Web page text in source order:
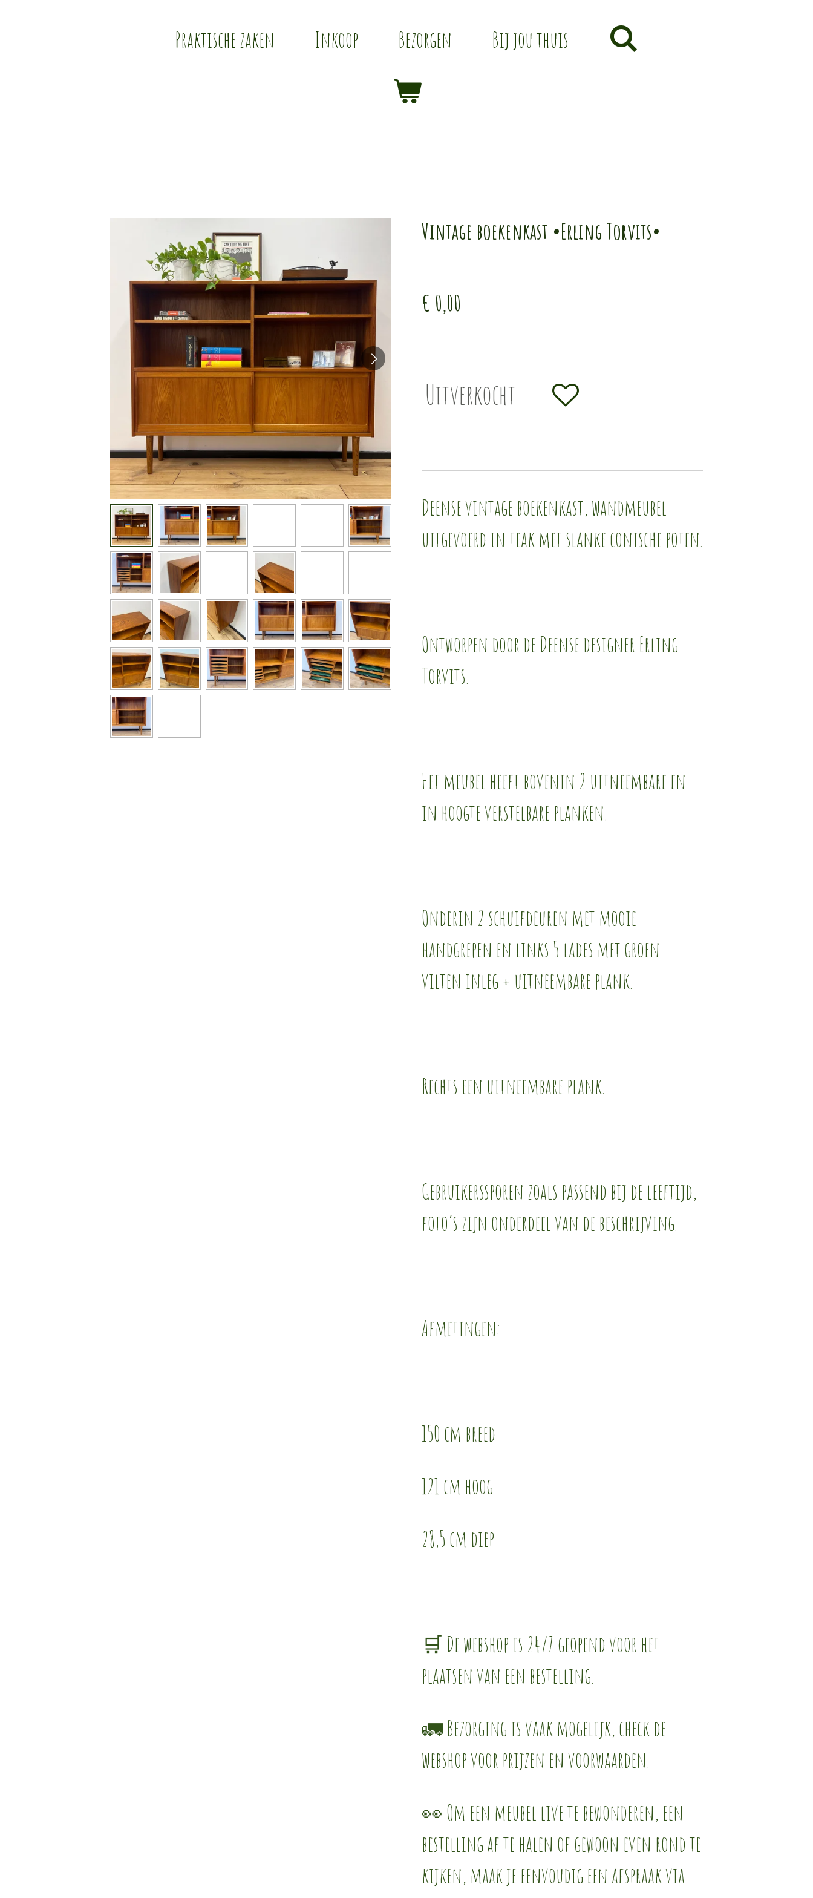
Praktische zaken
Inkoop Bezorgen Bij jou thuis
Vintage boekenkast •Erling Torvits•
€ 0,00
Uitverkocht
Deense vintage boekenkast, wandmeubel
uitgevoerd in teak met slanke conische poten.
Ontworpen door de Deense designer Erling
Torvits.
Het meubel heeft bovenin 2 uitneembare en
in hoogte verstelbare planken.
Onderin 2 schuifdeuren met mooie
handgrepen en links 5 lades met groen
vilten inleg + uitneembare plank.
Rechts een uitneembare plank.
Gebruikerssporen zoals passend bij de leeftijd,
foto’s zijn onderdeel van de beschrijving.
Afmetingen:
150 cm breed
121 cm hoog
28,5 cm diep
🛒 De webshop is 24/7 geopend voor het
plaatsen van een bestelling.
🚛 Bezorging is vaak mogelijk, check de
webshop voor prijzen en voorwaarden.
👀 Om een meubel live te bewonderen, een
bestelling af te halen of gewoon even rond te
kijken, maak je eenvoudig een afspraak via